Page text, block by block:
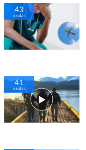
43
visitas
41
visitas